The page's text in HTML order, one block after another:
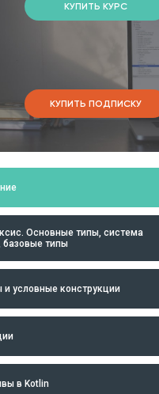
КУПИТЬ КУРС
КУПИТЬ ПОДПИСКУ
Основные типы, система
базовые типы
и условные конструкции
в Kotlin